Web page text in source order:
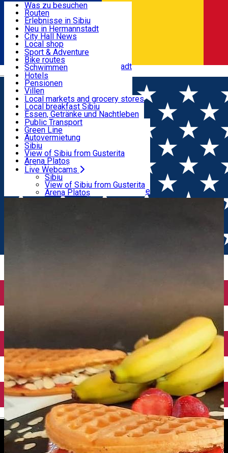
Română
English
Nützliche informationen
Aktivitäten & Abenteuer
Unterkunft
Essen, Getränke & Nachtleben
Transport & Parken
Live Webcams
Was zu besuchen
Routen
Erlebnisse in Sibiu
Podcast
Kultur
Museen
Kirchen
Parks, Zoo
Im Umkreis von Hermannstadt
Neu in Hermannstadt
City Hall News
Local shop
Sibiu Handwerker
Sibiul Verde
Public services
Bildung
Wie komme ich nach Sibiu?
Touristeninfo
Reiseführer
Guided tours
Local publication
Schönheitssalon
Sport & Adventure
Bike routes
Schwimmen
Reiten
Fitnessstudio
Loc de joacă indoor
Loc de joacă outdoor
Ski
Eislaufen
Yoga
Hotels
Pensionen
Villen
Hostels
Motels
Camping
Zimmer zu vermieten
Wohnungen
Unterkunft außerhalb von Sibiu
Local markets and grocery stores
Local breakfast Sibiu
Essen, Getränke und Nachtleben
Pizza
Fast Food
Kaffeestube
Konditorei
Pub, Bar
Nachtclubs
Bäckerei
Public Transport
Green Line
Autovermietung
Fahrad verleih
Scooter rentals
Taxi
Ride Sharing
Park-Tickets
Parkplätze
Ladestationen für Elektrofahrzeuge
Sibiu
View of Sibiu from Gusterita
Arena Platoș
Live Webcams
Sibiu
View of Sibiu from Gusterita
Arena Platoș
Home Kuchenladen Bäckerei Konditorei
Famous
Waffles (Promenada)